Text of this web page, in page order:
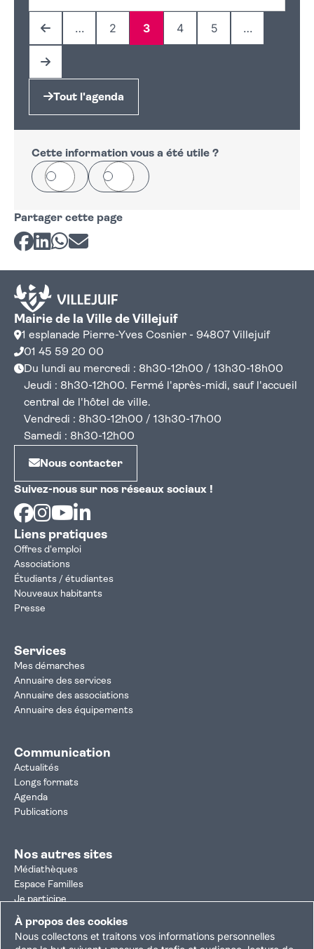
À propos des cookies
Nous collectons et traitons vos informations personnelles
Page précédente
…
Page
2
Page
3
Page
4
Page
5 …
Page suivante
Tout l'agenda
Cette information vous a été utile ?
Oui Non
Partager cette page
Partager sur Facebook
Partager sur LinkedIn
Partager sur Whatsapp
Partager par courriel
Mairie de la Ville de Villejuif
1 esplanade Pierre-Yves Cosnier - 94807 Villejuif
01 45 59 20 00
Du lundi au mercredi : 8h30-12h00 / 13h30-18h00
Jeudi : 8h30-12h00. Fermé l'après-midi, sauf l'accueil
central de l'hôtel de ville.
Vendredi : 8h30-12h00 / 13h30-17h00
Samedi : 8h30-12h00
Nous contacter
Suivez-nous sur nos réseaux sociaux !
Facebook
Instagram
Youtube
Liens pratiques
Offres d'emploi
Associations
Étudiants / étudiantes
Nouveaux habitants
Presse
Services
Mes démarches
Annuaire des services
Annuaire des associations
Annuaire des équipements
Communication
Actualités
Longs formats
Agenda
Publications
Nos autres sites
Médiathèques
Espace Familles
Je participe
Autorisation d'urbanisme
Résultats électoraux